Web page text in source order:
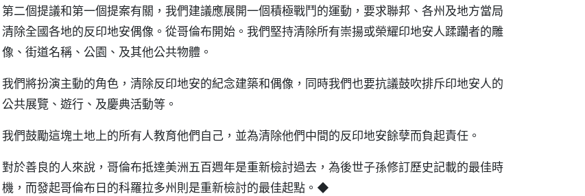
第二個提議和第一個提案有關，我們建議應展開一個積極戰鬥的運動，要求聯邦、各州及地方當局
清除全國各地的反印地安偶像。從哥倫布開始。我們堅持清除所有崇揚或榮耀印地安人蹂躪者的雕
像、街道名稱、公園、及其他公共物體。
我們將扮演主動的角色，清除反印地安的紀念建築和偶像，同時我們也要抗議鼓吹排斥印地安人的
公共展覽、遊行、及慶典活動等。
我們鼓勵這塊土地上的所有人教育他們自己，並為清除他們中間的反印地安餘孽而負起責任。
對於善良的人來說，哥倫布抵達美洲五百週年是重新檢討過去，為後世子孫修訂歷史記載的最佳時
機，而發起哥倫布日的科羅拉多州則是重新檢討的最佳起點。◆